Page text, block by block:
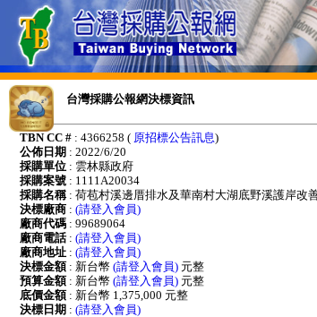
台灣採購公報網決標資訊
TBN CC # : 4366258 ( 原招標公告訊息)
公佈日期 : 2022/6/20
採購單位 : 雲林縣政府
採購案號 : 1111A20034
採購名稱: 荷苞村溪邊厝排水及華南村大湖底野溪護岸改
決標廠商 : (請登入會員)
廠商代碼 : 99689064
廠商電話: (請登入會員)
廠商地址 : (請登入會員)
決標金額: 新台幣 (請登入會員) 元整
預算金額: 新台幣 (請登入會員) 元整
底價金額: 新台幣 1,375,000 元整
決標日期 : (請登入會員)